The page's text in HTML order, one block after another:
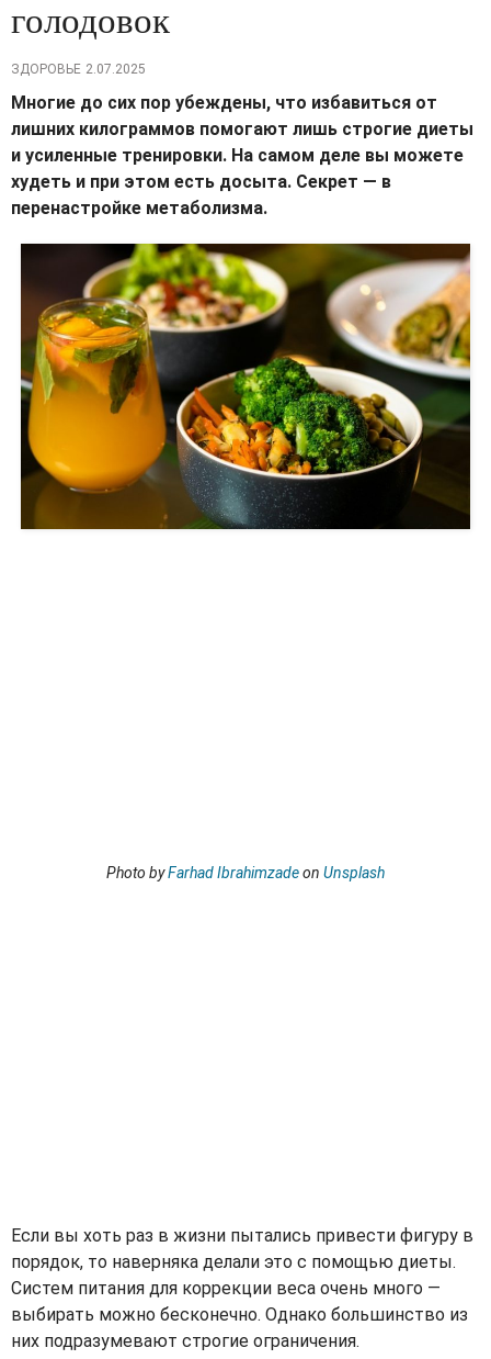
голодовок
ЗДОРОВЬЕ 2.07.2025
Многие до сих пор убеждены, что избавиться от
лишних килограммов помогают лишь строгие диеты
и усиленные тренировки. На самом деле вы можете
худеть и при этом есть досыта. Секрет — в
перенастройке метаболизма.
Photo byFarhad Ibrahimzadeon Unsplash
Если вы хоть раз в жизни пытались привести фигуру в
порядок, то наверняка делали это с помощью диеты.
Систем питания для коррекции веса очень много —
выбирать можно бесконечно. Однако большинство из
них подразумевают строгие ограничения.